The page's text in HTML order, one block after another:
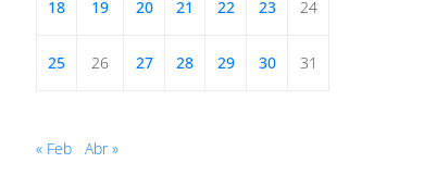
18 19 20 21 22 23 24
25 26 27 28 29 30 31
« Feb Abr »